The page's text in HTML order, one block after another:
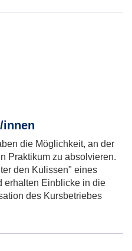
innen
die Möglichkeit, an der
Praktikum zu absolvieren.
den Kulissen" eines
erhalten Einblicke in die
des Kursbetriebes